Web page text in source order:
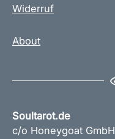
Widerruf
About
Soultarot.de
c/o Honeygoat GmbH